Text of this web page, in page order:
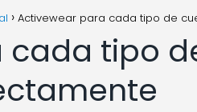
Activewear para cada tipo de
tipo